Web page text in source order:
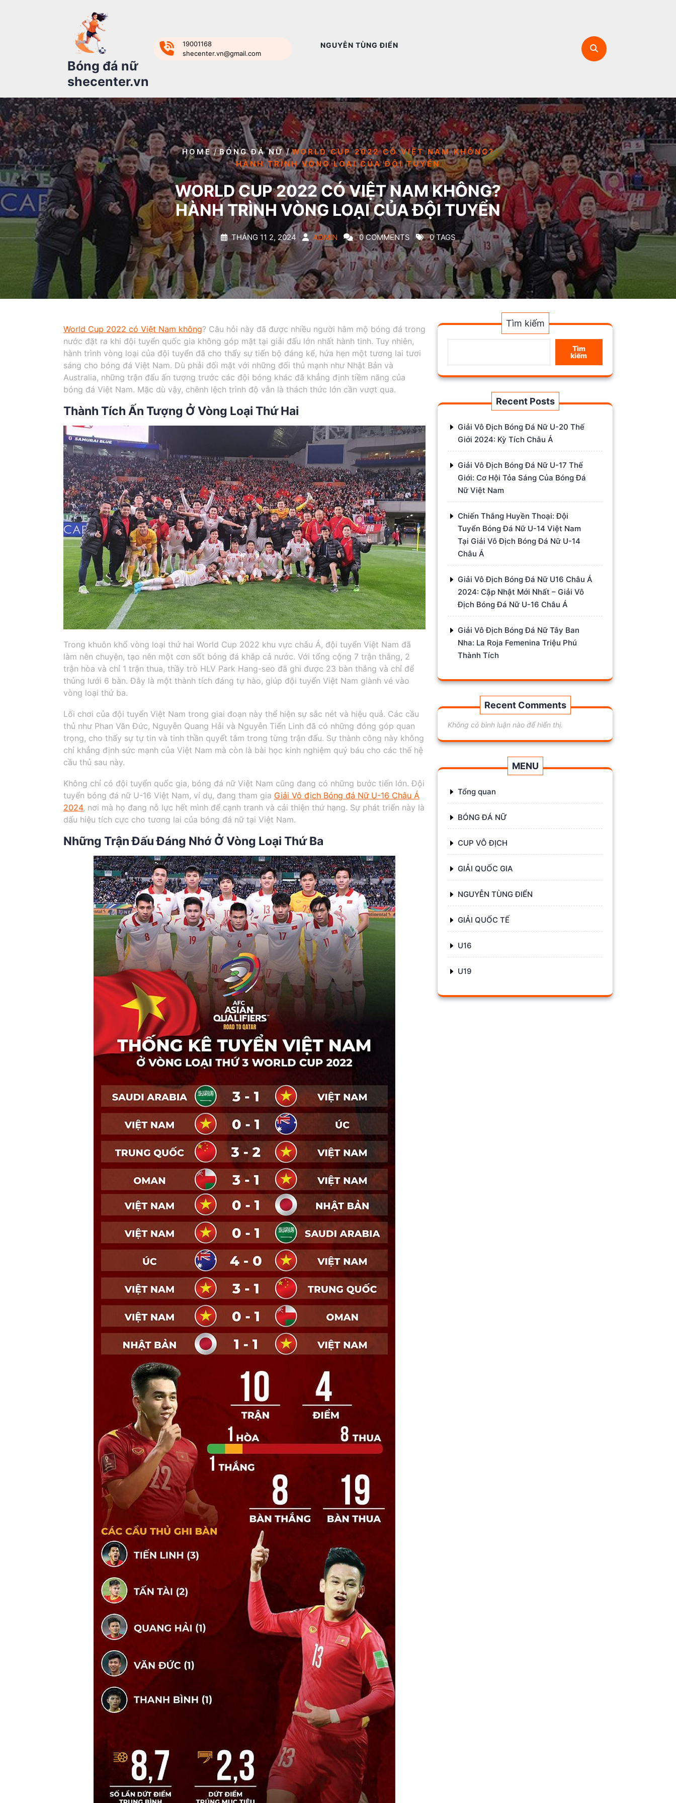
Bóng đá nữ
shecenter.vn
19001168
shecenter.vn@gmail.com
NGUYỄN TÙNG ĐIỂN
HOME/BÓNG ĐÁ NỮ/WORLD CUP 2022 CÓ VIỆT NAM KHÔNG?
HÀNH TRÌNH VÒNG LOẠI CỦA ĐỘI TUYỂN
WORLD CUP 2022 CÓ VIỆT NAM KHÔNG?
HÀNH TRÌNH VÒNG LOẠI CỦA ĐỘI TUYỂN
THÁNG 11 2, 2024 ADMIN 0 COMMENTS 0 TAGS
World Cup 2022 có Việt Nam không? Câu hỏi này đã được nhiều người hâm mộ bóng đá trong
nước đặt ra khi đội tuyển quốc gia không góp mặt tại giải đấu lớn nhất hành tinh. Tuy nhiên,
hành trình vòng loại của đội tuyển đã cho thấy sự tiến bộ đáng kể, hứa hẹn một tương lai tươi
sáng cho bóng đá Việt Nam. Dù phải đối mặt với những đối thủ mạnh như Nhật Bản và
Australia, những trận đấu ấn tượng trước các đội bóng khác đã khẳng định tiềm năng của
bóng đá Việt Nam. Mặc dù vậy, chênh lệch trình độ vẫn là thách thức lớn cần vượt qua.
Thành Tích Ấn Tượng Ở Vòng Loại Thứ Hai
Trong khuôn khổ vòng loại thứ hai World Cup 2022 khu vực châu Á, đội tuyển Việt Nam đã
làm nên chuyện, tạo nên một cơn sốt bóng đá khắp cả nước. Với tổng cộng 7 trận thắng, 2
trận hòa và chỉ 1 trận thua, thầy trò HLV Park Hang-seo đã ghi được 23 bàn thắng và chỉ để
thủng lưới 6 bàn. Đây là một thành tích đáng tự hào, giúp đội tuyển Việt Nam giành vé vào
vòng loại thứ ba.
Lối chơi của đội tuyển Việt Nam trong giai đoạn này thể hiện sự sắc nét và hiệu quả. Các cầu
thủ như Phan Văn Đức, Nguyễn Quang Hải và Nguyễn Tiến Linh đã có những đóng góp quan
trọng, cho thấy sự tự tin và tinh thần quyết tâm trong từng trận đấu. Sự thành công này không
chỉ khẳng định sức mạnh của Việt Nam mà còn là bài học kinh nghiệm quý báu cho các thế hệ
cầu thủ sau này.
Không chỉ có đội tuyển quốc gia, bóng đá nữ Việt Nam cũng đang có những bước tiến lớn. Đội
tuyển bóng đá nữ U-16 Việt Nam, ví dụ, đang tham gia Giải Vô địch Bóng đá Nữ U-16 Châu Á
2024, nơi mà họ đang nỗ lực hết mình để cạnh tranh và cải thiện thứ hạng. Sự phát triển này là
dấu hiệu tích cực cho tương lai của bóng đá nữ tại Việt Nam.
Những Trận Đấu Đáng Nhớ Ở Vòng Loại Thứ Ba
Tìm kiếm
Tìm
kiếm
Recent Posts
Giải Vô Địch Bóng Đá Nữ U-20 Thế
Giới 2024: Kỳ Tích Châu Á
Giải Vô Địch Bóng Đá Nữ U-17 Thế
Giới: Cơ Hội Tỏa Sáng Của Bóng Đá
Nữ Việt Nam
Chiến Thắng Huyền Thoại: Đội
Tuyển Bóng Đá Nữ U-14 Việt Nam
Tại Giải Vô Địch Bóng Đá Nữ U-14
Châu Á
Giải Vô Địch Bóng Đá Nữ U16 Châu Á
2024: Cập Nhật Mới Nhất – Giải Vô
Địch Bóng Đá Nữ U-16 Châu Á
Giải Vô Địch Bóng Đá Nữ Tây Ban
Nha: La Roja Femenina Triệu Phú
Thành Tích
Recent Comments
Không có bình luận nào để hiển thị.
MENU
Tổng quan
BÓNG ĐÁ NỮ
CUP VÔ ĐỊCH
GIẢI QUỐC GIA
NGUYỄN TÙNG ĐIỂN
GIẢI QUỐC TẾ
U16
U19